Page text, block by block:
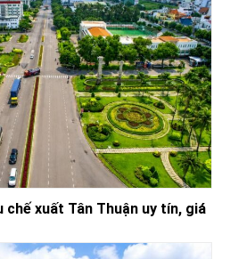
chế xuất Tân Thuận uy tín, giá